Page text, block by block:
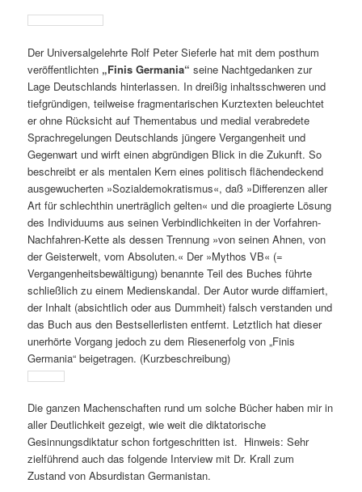
Der Universalgelehrte Rolf Peter Sieferle hat mit dem posthum
veröffentlichten „Finis Germania“ seine Nachtgedanken zur
Lage Deutschlands hinterlassen. In dreißig inhaltsschweren und
tiefgründigen, teilweise fragmentarischen Kurztexten beleuchtet
er ohne Rücksicht auf Thementabus und medial verabredete
Sprachregelungen Deutschlands jüngere Vergangenheit und
Gegenwart und wirft einen abgründigen Blick in die Zukunft. So
beschreibt er als mentalen Kern eines politisch flächendeckend
ausgewucherten »Sozialdemokratismus«, daß »Differenzen aller
Art für schlechthin unerträglich gelten« und die proagierte Lösung
des Individuums aus seinen Verbindlichkeiten in der Vorfahren-
Nachfahren-Kette als dessen Trennung »von seinen Ahnen, von
der Geisterwelt, vom Absoluten.« Der »Mythos VB« (=
Vergangenheitsbewältigung) benannte Teil des Buches führte
schließlich zu einem Medienskandal. Der Autor wurde diffamiert,
der Inhalt (absichtlich oder aus Dummheit) falsch verstanden und
das Buch aus den Bestsellerlisten entfernt. Letztlich hat dieser
unerhörte Vorgang jedoch zu dem Riesenerfolg von „Finis
Germania“ beigetragen. (Kurzbeschreibung)
Die ganzen Machenschaften rund um solche Bücher haben mir in
aller Deutlichkeit gezeigt, wie weit die diktatorische
Gesinnungsdiktatur schon fortgeschritten ist. Hinweis: Sehr
zielführend auch das folgende Interview mit Dr. Krall zum
Zustand von Absurdistan Germanistan.